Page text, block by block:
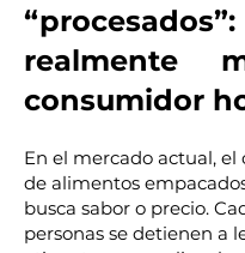
realmente
consumidor
En el mercado actual,
de alimentos
busca sabor o precio.
personas se detienen a